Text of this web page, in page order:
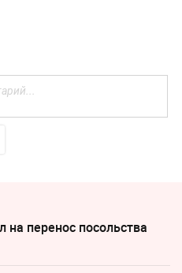
перенос посольства